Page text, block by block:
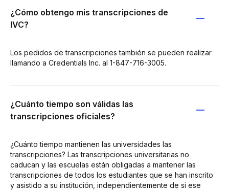
¿Cómo obtengo mis transcripciones de
IVC?
Los pedidos de transcripciones también se pueden realizar
llamando a Credentials Inc. al 1-847-716-3005.
¿Cuánto tiempo son válidas las
transcripciones oficiales?
¿Cuánto tiempo mantienen las universidades las
transcripciones? Las transcripciones universitarias no
caducan y las escuelas están obligadas a mantener las
transcripciones de todos los estudiantes que se han inscrito
y asistido a su institución, independientemente de si ese